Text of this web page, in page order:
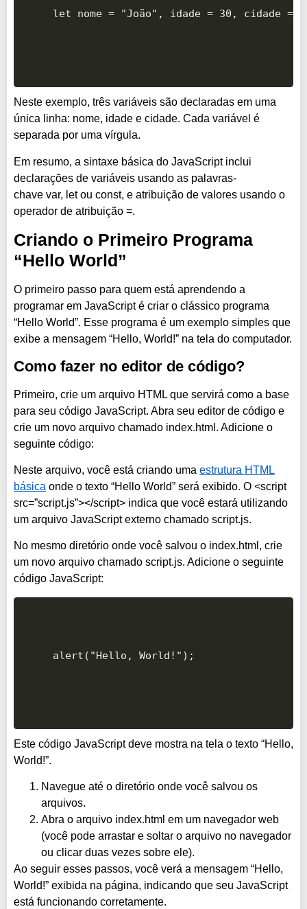
let nome = "João", idade = 30, cidade =
Neste exemplo, três variáveis são declaradas em uma
única linha: nome, idade e cidade. Cada variável é
separada por uma vírgula.
Em resumo, a sintaxe básica do JavaScript inclui
declarações de variáveis usando as palavras-
chave var, let ou const, e atribuição de valores usando o
operador de atribuição =.
Criando o Primeiro Programa
“Hello World”
O primeiro passo para quem está aprendendo a
programar em JavaScript é criar o clássico programa
“Hello World”. Esse programa é um exemplo simples que
exibe a mensagem “Hello, World!” na tela do computador.
Como fazer no editor de código?
Primeiro, crie um arquivo HTML que servirá como a base
para seu código JavaScript. Abra seu editor de código e
crie um novo arquivo chamado index.html. Adicione o
seguinte código:
Neste arquivo, você está criando uma estrutura HTML
básica onde o texto “Hello World” será exibido. O <script
src=”script.js”></script> indica que você estará utilizando
um arquivo JavaScript externo chamado script.js.
No mesmo diretório onde você salvou o index.html, crie
um novo arquivo chamado script.js. Adicione o seguinte
código JavaScript:
alert("Hello, World!");
Este código JavaScript deve mostra na tela o texto “Hello,
World!”.
Navegue até o diretório onde você salvou os
arquivos.
Abra o arquivo index.html em um navegador web
(você pode arrastar e soltar o arquivo no navegador
ou clicar duas vezes sobre ele).
Ao seguir esses passos, você verá a mensagem “Hello,
World!” exibida na página, indicando que seu JavaScript
está funcionando corretamente.